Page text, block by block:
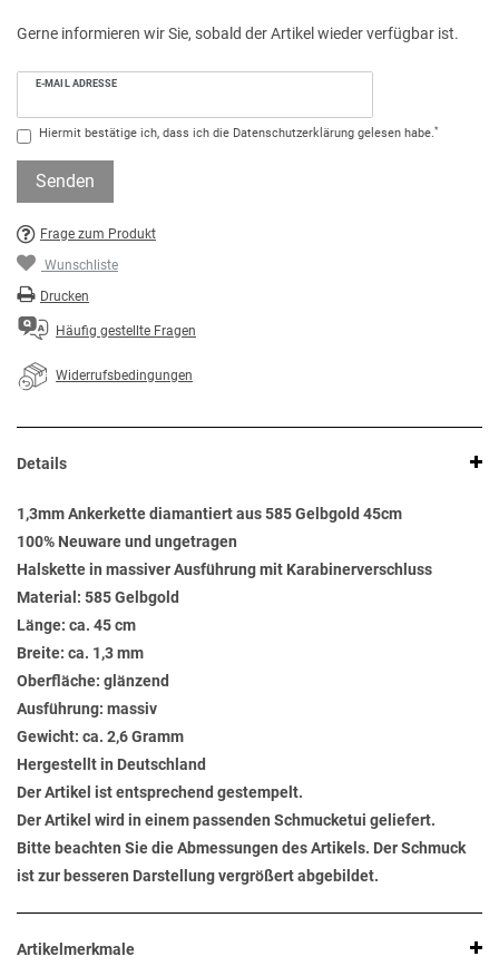
Gerne informieren wir Sie, sobald der Artikel wieder verfügbar ist.
E-MAIL ADRESSE
Hiermit bestätige ich, dass ich die Daten­schutz­erklärung gelesen habe.*
Senden
Frage zum Produkt
Wunschliste
Drucken
Häufig gestellte Fragen
Widerrufsbedingungen
Details
1,3mm Ankerkette diamantiert aus 585 Gelbgold 45cm
100% Neuware und ungetragen
Halskette in massiver Ausführung mit Karabinerverschluss
Material: 585 Gelbgold
Länge: ca. 45 cm
Breite: ca. 1,3 mm
Oberfläche: glänzend
Ausführung: massiv
Gewicht: ca. 2,6 Gramm
Hergestellt in Deutschland
Der Artikel ist entsprechend gestempelt.
Der Artikel wird in einem passenden Schmucketui geliefert.
Bitte beachten Sie die Abmessungen des Artikels. Der Schmuck
ist zur besseren Darstellung vergrößert abgebildet.
Artikelmerkmale